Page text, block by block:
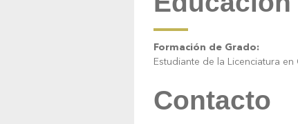
Formación de Grado:
Estudiante de la Licenciatura en
Contacto